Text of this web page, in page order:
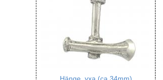
Hänge, yxa (ca 34mm)